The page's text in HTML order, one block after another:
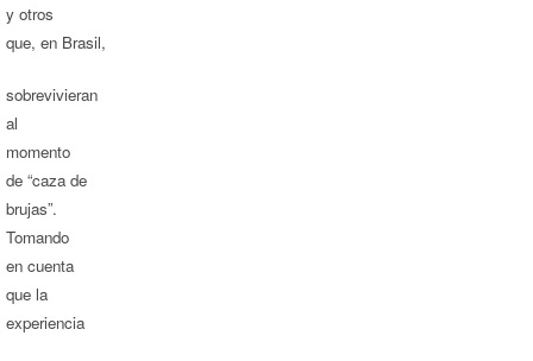
y otros
que, en Brasil,
sobrevivieran
al
momento
de “caza de
brujas”.
Tomando
en cuenta
que la
experiencia